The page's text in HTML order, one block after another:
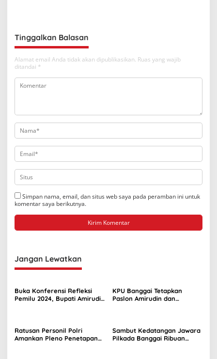
Tinggalkan Balasan
Alamat email Anda tidak akan dipublikasikan. Ruas yang wajib
ditandai *
Simpan nama, email, dan situs web saya pada peramban ini untuk
komentar saya berikutnya.
Jangan Lewatkan
Buka Konferensi Refleksi
Pemilu 2024, Bupati Amirudin
KPU Banggai Tetapkan
Paslon Amirudin dan
Ratusan Personil Polri
Amankan Pleno Penetapan
Sambut Kedatangan Jawara
Pilkada Banggai Ribuan